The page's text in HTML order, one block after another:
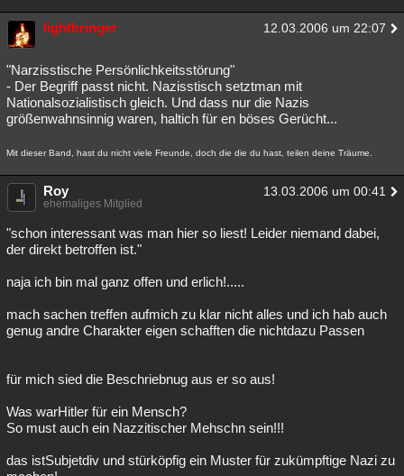
lightbringer 12.03.2006 um 22:07
"Narzisstische Persönlichkeitsstörung"
- Der Begriff passt nicht. Nazisstisch setztman mit
Nationalsozialistisch gleich. Und dass nur die Nazis
größenwahnsinnig waren, haltich für en böses Gerücht...
Mit dieser Band, hast du nicht viele Freunde, doch die die du hast, teilen deine Träume.
Roy 13.03.2006 um 00:41
ehemaliges Mitglied
"schon interessant was man hier so liest! Leider niemand dabei,
der direkt betroffen ist."
naja ich bin mal ganz offen und erlich!.....
mach sachen treffen aufmich zu klar nicht alles und ich hab auch
genug andre Charakter eigen schafften die nichtdazu Passen
für mich sied die Beschriebnug aus er so aus!
Was warHitler für ein Mensch?
So must auch ein Nazzitischer Mehschn sein!!!
das istSubjetdiv und stürköpfig ein Muster für zukümpftige Nazi zu